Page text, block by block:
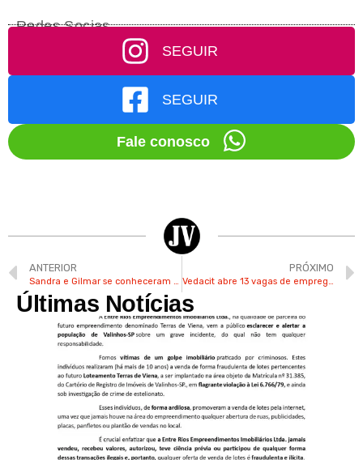
Redes Socias
SEGUIR
SEGUIR
Fale conosco
ANTERIOR
Sandra e Gilmar se conheceram em danceteria de Valinhos
PRÓXIMO
Vedacit abre 13 vagas de emprego para a área fabril em Itatiba
Últimas Notícias